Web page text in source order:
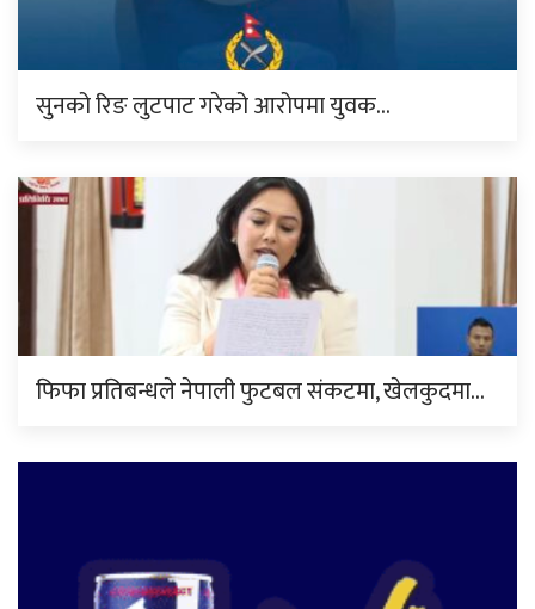
सुनको रिङ लुटपाट गरेको आरोपमा युवक…
फिफा प्रतिबन्धले नेपाली फुटबल संकटमा, खेलकुदमा…